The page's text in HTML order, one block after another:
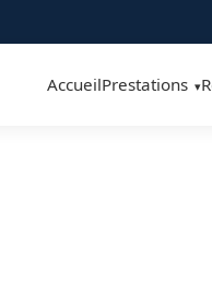
AccueilPrestations ▾